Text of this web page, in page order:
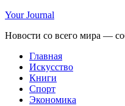
Your Journal
Новости со всего мира —
Главная
Искусство
Книги
Спорт
Экономика